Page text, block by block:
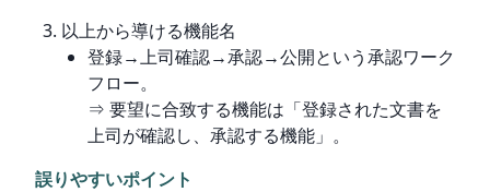
以上から導ける機能名
登録→上司確認→承認→公開という承認ワーク
フロー。
⇒ 要望に合致する機能は「登録された文書を
上司が確認し、承認する機能」。
誤りやすいポイント